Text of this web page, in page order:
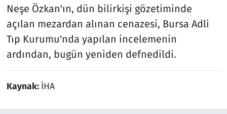
Neşe Özkan'ın, dün bilirkişi gözetiminde
açılan mezardan alınan cenazesi, Bursa Adli
Tıp Kurumu'nda yapılan incelemenin
ardından, bugün yeniden defnedildi.
Kaynak: İHA